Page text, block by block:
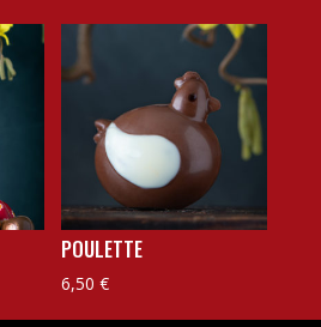
POULETTE
6,50€